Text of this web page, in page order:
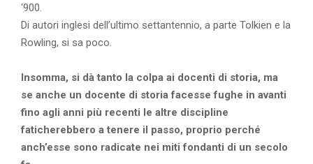
‘900.
Di autori inglesi dell’ultimo settantennio, a parte Tolkien e la
Rowling, si sa poco.
Insomma, si dà tanto la colpa ai docenti di storia, ma
se anche un docente di storia facesse fughe in avanti
fino agli anni più recenti le altre discipline
faticherebbero a tenere il passo, proprio perché
anch’esse sono radicate nei miti fondanti di un secolo